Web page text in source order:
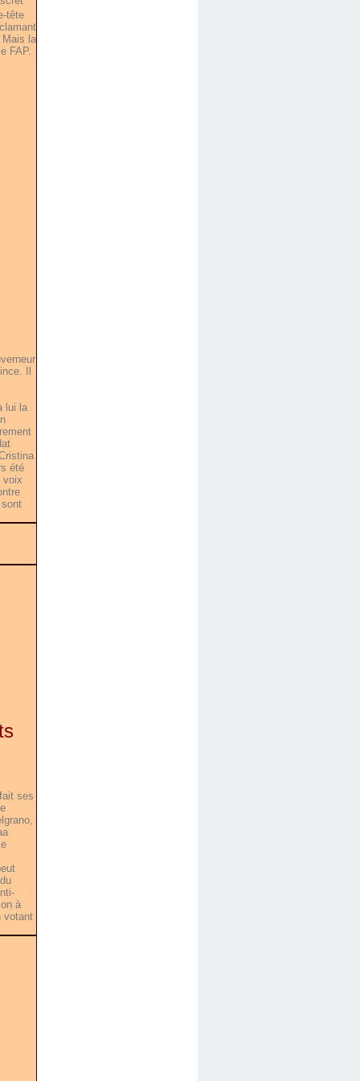
tête
Mais la
FAP.
Il
lui la
été
voix
ses
à
votant